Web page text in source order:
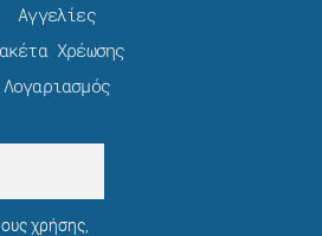
Αγγελίες
Χρέωσης​
Λογαριασμός
χρήσης,